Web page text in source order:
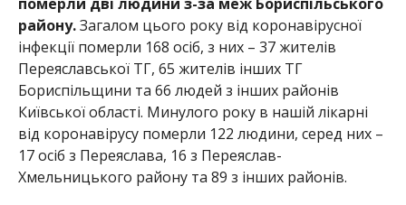
району.Загалом цього року від коронавірусної
інфекції померли 168 осіб, з них – 37 жителів
Переяславської ТГ, 65 жителів інших ТГ
Бориспільщини та 66 людей з інших районів
Київської області. Минулого року в нашій лікарні
від коронавірусу померли 122 людини, серед них –
17 осіб з Переяслава, 16 з Переяслав-
Хмельницького району та 89 з інших районів.